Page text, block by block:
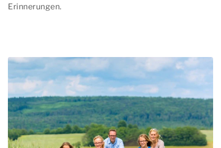
Erinnerungen.